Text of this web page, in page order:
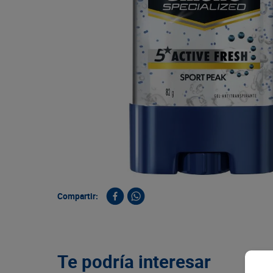
9
queso
papa
Compartir:
Te podría interesar